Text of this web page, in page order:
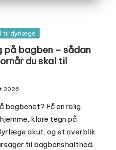
til dyrlæge
på bagben – sådan
du skal til
2026
bagbenet? Få en rolig,
klare tegn på
akut, og et overblik
til bagbenshalthed.